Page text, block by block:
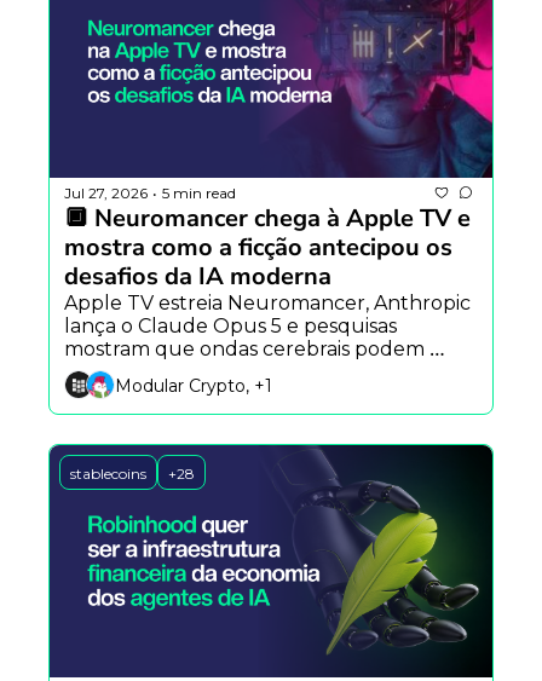
Jul 27, 2026 • 5 min read
🔲 Neuromancer chega à Apple TV e
mostra como a ficção antecipou os
desafios da IA moderna
Apple TV estreia Neuromancer, Anthropic
lança o Claude Opus 5 e pesquisas
mostram que ondas cerebrais podem
acelerar a próxima geração da robótica
com IA.Modular Crypto, +1
stablecoins +28